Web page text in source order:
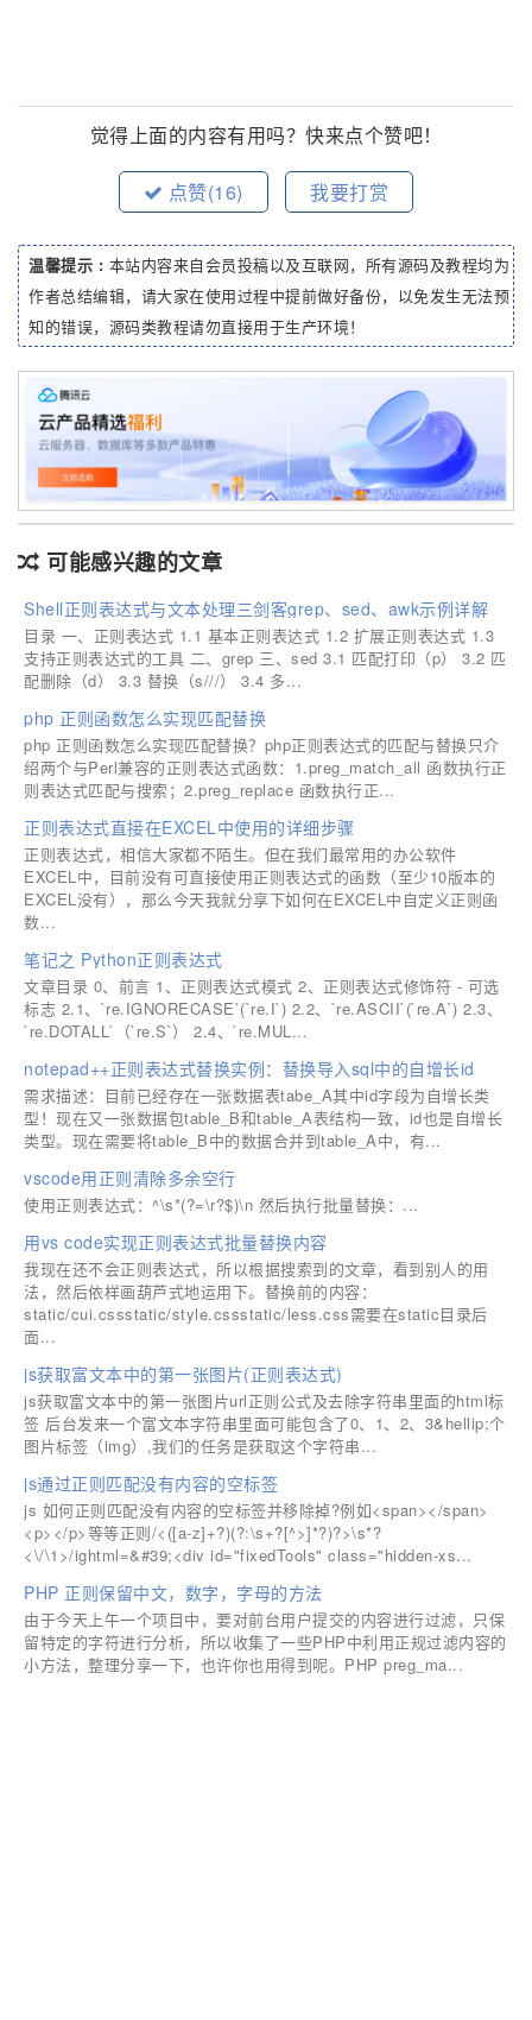
觉得上面的内容有用吗？快来点个赞吧！
点赞(16) 我要打赏
温馨提示 : 本站内容来自会员投稿以及互联网，所有源码及教程均为
作者总结编辑，请大家在使用过程中提前做好备份，以免发生无法预
知的错误，源码类教程请勿直接用于生产环境！
可能感兴趣的文章
Shell正则表达式与文本处理三剑客grep、sed、awk示例详解
目录 一、正则表达式 1.1 基本正则表达式 1.2 扩展正则表达式 1.3
支持正则表达式的工具 二、grep 三、sed 3.1 匹配打印（p） 3.2 匹
配删除（d） 3.3 替换（s///） 3.4 多...
php 正则函数怎么实现匹配替换
php 正则函数怎么实现匹配替换？php正则表达式的匹配与替换只介
绍两个与Perl兼容的正则表达式函数：1.preg_match_all 函数执行正
则表达式匹配与搜索；2.preg_replace 函数执行正...
正则表达式直接在EXCEL中使用的详细步骤
正则表达式，相信大家都不陌生。但在我们最常用的办公软件
EXCEL中，目前没有可直接使用正则表达式的函数（至少10版本的
EXCEL没有），那么今天我就分享下如何在EXCEL中自定义正则函
数...
笔记之 Python正则表达式
文章目录 0、前言 1、正则表达式模式 2、正则表达式修饰符 - 可选
标志 2.1、`re.IGNORECASE`(`re.I`) 2.2、`re.ASCII`(`re.A`) 2.3、
`re.DOTALL`（`re.S`） 2.4、`re.MUL...
notepad++正则表达式替换实例：替换导入sql中的自增长id
需求描述：目前已经存在一张数据表tabe_A其中id字段为自增长类
型！现在又一张数据包table_B和table_A表结构一致，id也是自增长
类型。现在需要将table_B中的数据合并到table_A中，有...
vscode用正则清除多余空行
使用正则表达式：^\s*(?=\r?$)\n ​​​​然后执行批量替换：...
用vs code实现正则表达式批量替换内容
我现在还不会正则表达式，所以根据搜索到的文章，看到别人的用
法，然后依样画葫芦式地运用下。替换前的内容：
static/cui.cssstatic/style.cssstatic/less.css需要在static目录后
面...
js获取富文本中的第一张图片(正则表达式)
js获取富文本中的第一张图片url正则公式及去除字符串里面的html标
签 后台发来一个富文本字符串里面可能包含了0、1、2、3&hellip;个
图片标签（img）,我们的任务是获取这个字符串...
js通过正则匹配没有内容的空标签
js 如何正则匹配没有内容的空标签并移除掉?例如<span></span>
<p></p>等等正则/<([a-z]+?)(?:\s+?[^>]*?)?>\s*?
<\/\1>/ightml=&#39;<div id="fixedTools" class="hidden-xs...
PHP 正则保留中文，数字，字母的方法
由于今天上午一个项目中，要对前台用户提交的内容进行过滤，只保
留特定的字符进行分析，所以收集了一些PHP中利用正规过滤内容的
小方法，整理分享一下，也许你也用得到呢。PHP preg_ma...